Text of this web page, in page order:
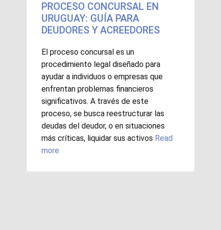
PROCESO CONCURSAL EN
URUGUAY: GUÍA PARA
DEUDORES Y ACREEDORES
El proceso concursal es un
procedimiento legal diseñado para
ayudar a individuos o empresas que
enfrentan problemas financieros
significativos. A través de este
proceso, se busca reestructurar las
deudas del deudor, o en situaciones
más críticas, liquidar sus activos Read
more